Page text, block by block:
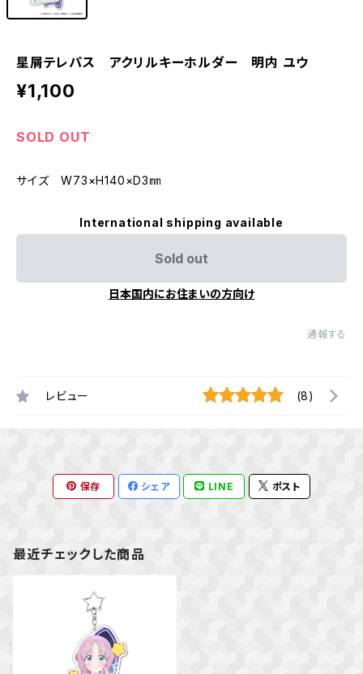
星屑テレパス アクリルキーホルダー 明内 ユウ
¥1,100
SOLD OUT
サイズ W73×H140×D3㎜
International shipping available
Sold out
日本国内にお住まいの方向け
通報する
レビュー (8)
保存 シェア LINE ポスト
最近チェックした商品